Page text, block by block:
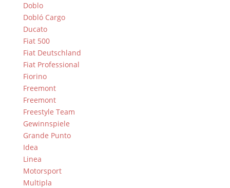
Doblo
Dobló Cargo
Ducato
Fiat 500
Fiat Deutschland
Fiat Professional
Fiorino
Freemont
Freemont
Freestyle Team
Gewinnspiele
Grande Punto
Idea
Linea
Motorsport
Multipla